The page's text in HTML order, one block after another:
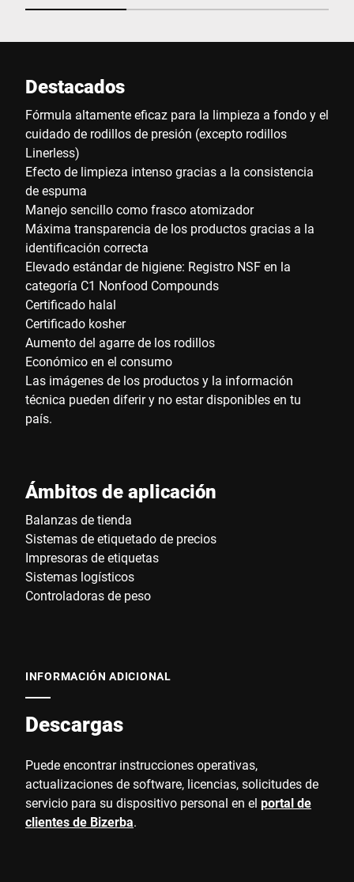
Destacados
Fórmula altamente eficaz para la limpieza a fondo y el
cuidado de rodillos de presión (excepto rodillos
Linerless)
Efecto de limpieza intenso gracias a la consistencia
de espuma
Manejo sencillo como frasco atomizador
Máxima transparencia de los productos gracias a la
identificación correcta
Elevado estándar de higiene: Registro NSF en la
categoría C1 Nonfood Compounds
Certificado halal
Certificado kosher
Aumento del agarre de los rodillos
Económico en el consumo
Las imágenes de los productos y la información
técnica pueden diferir y no estar disponibles en tu
país.
Ámbitos de aplicación
Balanzas de tienda
Sistemas de etiquetado de precios
Impresoras de etiquetas
Sistemas logísticos
Controladoras de peso
INFORMACIÓN ADICIONAL
Descargas
Puede encontrar instrucciones operativas,
actualizaciones de software, licencias, solicitudes de
servicio para su dispositivo personal en el portal de
clientes de Bizerba.